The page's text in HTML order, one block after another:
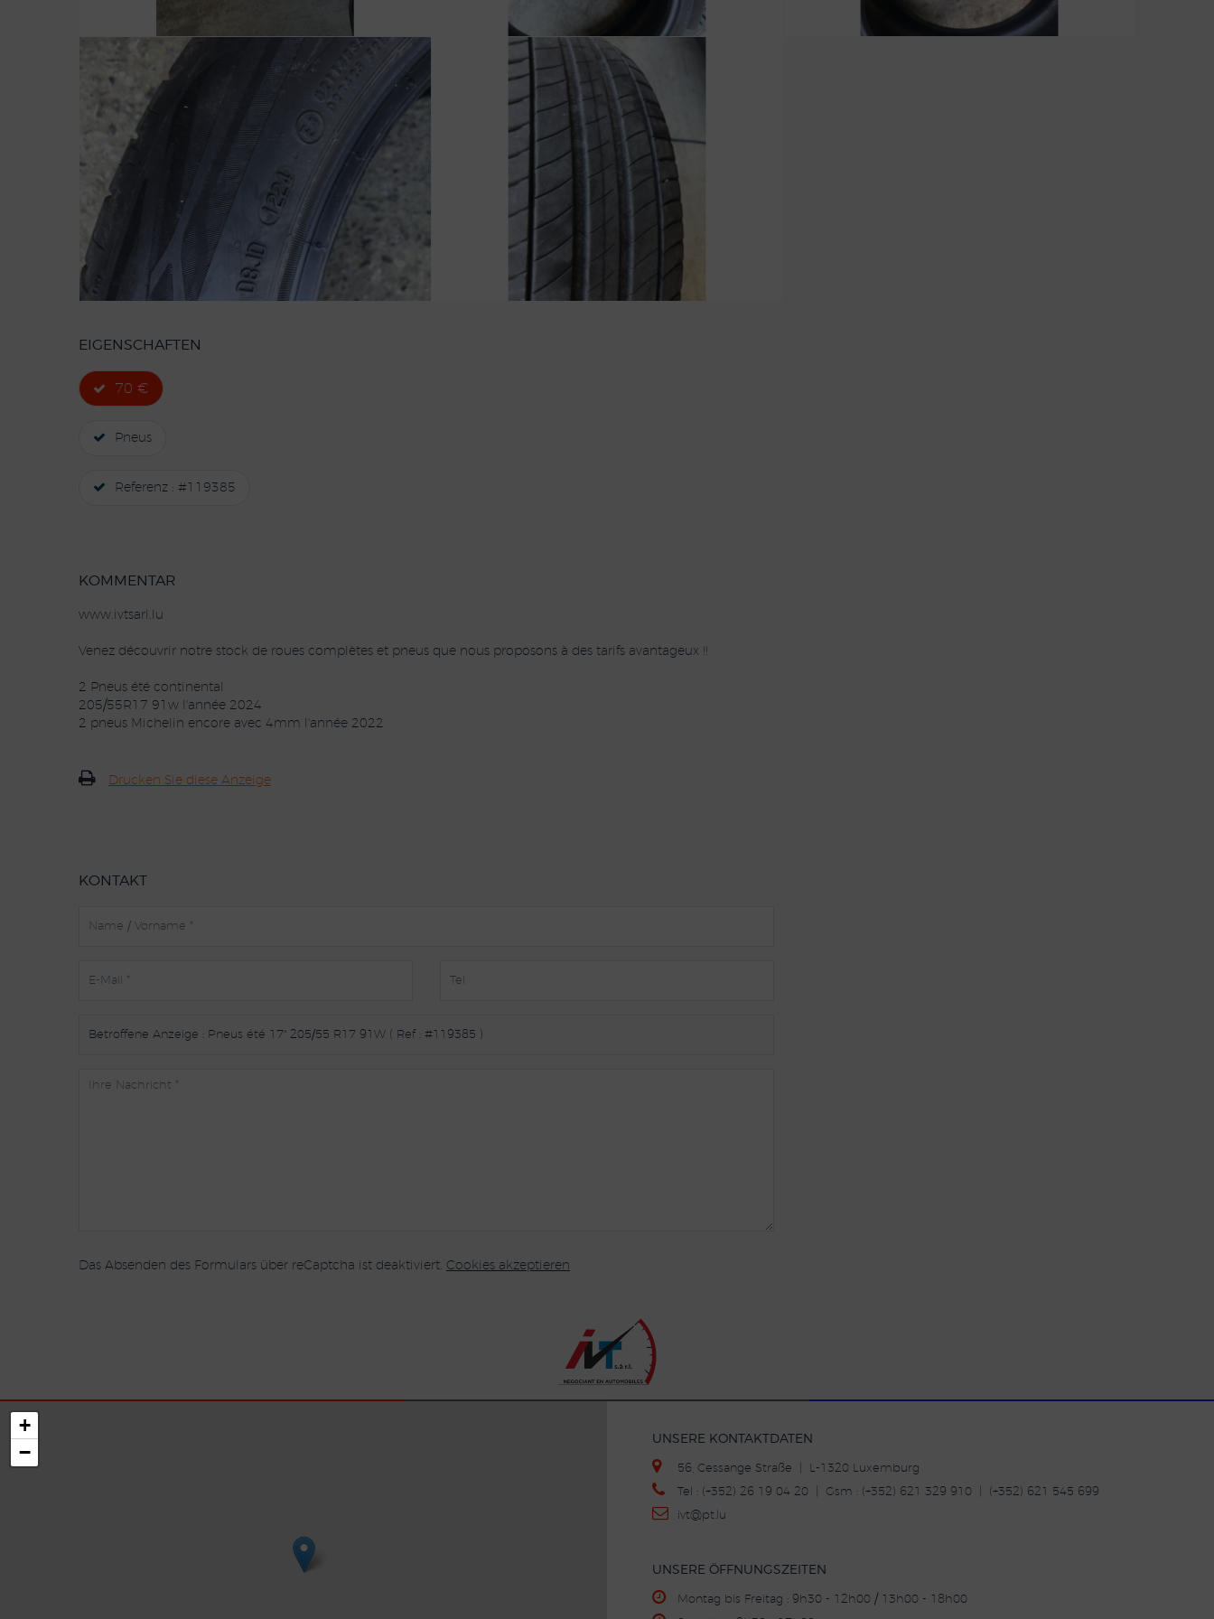
EIGENSCHAFTEN
70 €
Pneus
Referenz : #119385
KOMMENTAR
www.ivtsarl.lu
Venez découvrir notre stock de roues complètes et pneus que nous proposons à des tarifs avantageux !!
2 Pneus été continental
205/55R17 91w l'année 2024
2 pneus Michelin encore avec 4mm l'année 2022
Drucken Sie diese Anzeige
KONTAKT
Das Absenden des Formulars über reCaptcha ist deaktiviert. Cookies akzeptieren
+
−
UNSERE KONTAKTDATEN
56, Cessange Straße | L-1320 Luxemburg
Tel : (+352) 26 19 04 20 | Gsm : (+352) 621 329 910 | (+352) 621 545 699
ivt@pt.lu
UNSERE ÖFFNUNGSZEITEN
Montag bis Freitag : 9h30 - 12h00 / 13h00 - 18h00